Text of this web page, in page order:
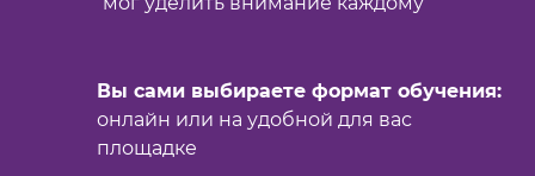
Вы сами выбираете формат обучения:
онлайн или на удобной для вас
площадке